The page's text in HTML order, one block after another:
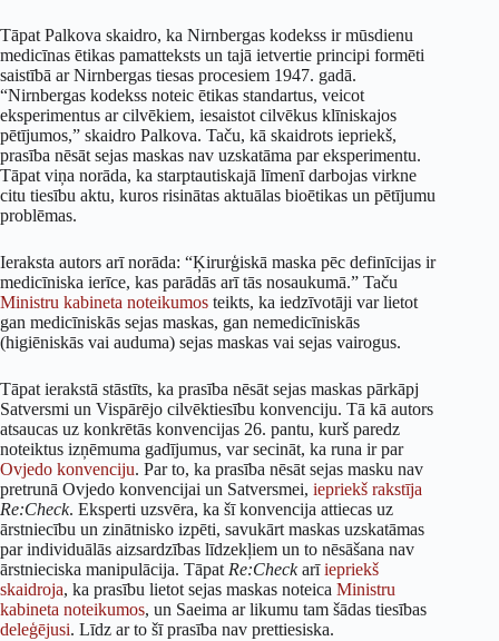
Tāpat Palkova skaidro, ka Nirnbergas kodekss ir mūsdienu
medicīnas ētikas pamatteksts un tajā ietvertie principi formēti
saistībā ar Nirnbergas tiesas procesiem 1947. gadā.
“Nirnbergas kodekss noteic ētikas standartus, veicot
eksperimentus ar cilvēkiem, iesaistot cilvēkus klīniskajos
pētījumos,” skaidro Palkova. Taču, kā skaidrots iepriekš,
prasība nēsāt sejas maskas nav uzskatāma par eksperimentu.
Tāpat viņa norāda, ka starptautiskajā līmenī darbojas virkne
citu tiesību aktu, kuros risinātas aktuālas bioētikas un pētījumu
problēmas.
Ieraksta autors arī norāda: “Ķirurģiskā maska pēc definīcijas ir
medicīniska ierīce, kas parādās arī tās nosaukumā.” Taču
Ministru kabineta noteikumos teikts, ka iedzīvotāji var lietot
gan medicīniskās sejas maskas, gan nemedicīniskās
(higiēniskās vai auduma) sejas maskas vai sejas vairogus.
Tāpat ierakstā stāstīts, ka prasība nēsāt sejas maskas pārkāpj
Satversmi un Vispārējo cilvēktiesību konvenciju. Tā kā autors
atsaucas uz konkrētās konvencijas 26. pantu, kurš paredz
noteiktus izņēmuma gadījumus, var secināt, ka runa ir par
Ovjedo konvenciju. Par to, ka prasība nēsāt sejas masku nav
pretrunā Ovjedo konvencijai un Satversmei, iepriekš rakstīja
Re:Check. Eksperti uzsvēra, ka šī konvencija attiecas uz
ārstniecību un zinātnisko izpēti, savukārt maskas uzskatāmas
par individuālās aizsardzības līdzekļiem un to nēsāšana nav
ārstnieciska manipulācija. Tāpat Re:Checkarīiepriekš
skaidroja, ka prasību lietot sejas maskas noteica Ministru
kabineta noteikumos, un Saeima ar likumu tam šādas tiesības
deleģējusi. Līdz ar to šī prasība nav prettiesiska.